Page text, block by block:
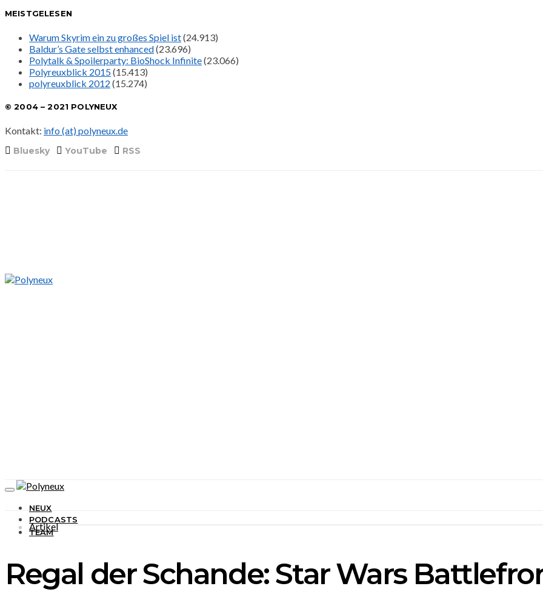
MEISTGELESEN
Warum Skyrim ein zu großes Spiel ist(24.913)
Baldur’s Gate selbst enhanced(23.696)
Polytalk & Spoilerparty: BioShock Infinite(23.066)
Polyreuxblick 2015(15.413)
polyreuxblick 2012 (15.274)
© 2004 – 2021 POLYNEUX
Kontakt: info (at) polyneux.de
Bluesky YouTube RSS
NEUX
PODCASTS
TEAM
Artikel
Regal der Schande: Star Wars